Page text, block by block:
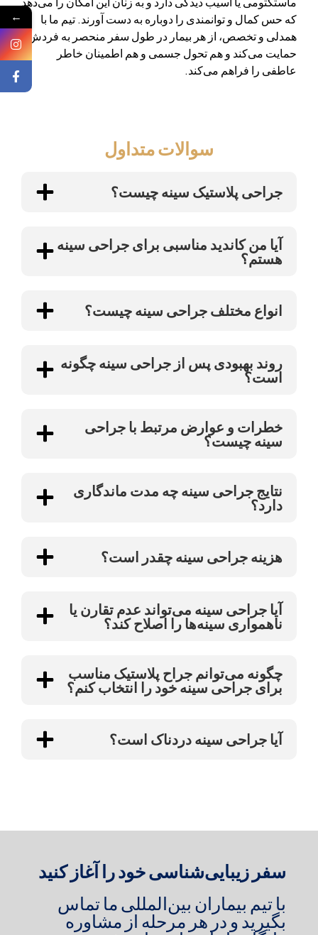
که حس کمال و توانمندی را دوباره به دست آورند. تیم ما با
همدلی و تخصص، از هر بیمار در طول سفر منحصر به فردش
حمایت می‌کند و هم تحول جسمی و هم اطمینان خاطر
عاطفی را فراهم می‌کند.
سوالات متداول
جراحی پلاستیک سینه چیست؟
آیا من کاندید مناسبی برای جراحی سینه
هستم؟
انواع مختلف جراحی سینه چیست؟
روند بهبودی پس از جراحی سینه چگونه
است؟
خطرات و عوارض مرتبط با جراحی
سینه چیست؟
نتایج جراحی سینه چه مدت ماندگاری
دارد؟
هزینه جراحی سینه چقدر است؟
آیا جراحی سینه می‌تواند عدم تقارن یا
ناهمواری سینه‌ها را اصلاح کند؟
چگونه می‌توانم جراح پلاستیک مناسب
برای جراحی سینه خود را انتخاب کنم؟
آیا جراحی سینه دردناک است؟
سفر زیبایی‌شناسی خود را آغاز کنید
با تیم بیماران بین‌المللی ما تماس
بگیرید و در هر مرحله از مشاوره
←